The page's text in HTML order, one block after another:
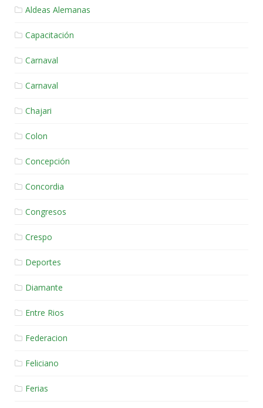
Aldeas Alemanas
Capacitación
Carnaval
Carnaval
Chajari
Colon
Concepción
Concordia
Congresos
Crespo
Deportes
Diamante
Entre Rios
Federacion
Feliciano
Ferias